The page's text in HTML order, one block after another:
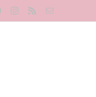
YouTubeInstagram
Rss Email